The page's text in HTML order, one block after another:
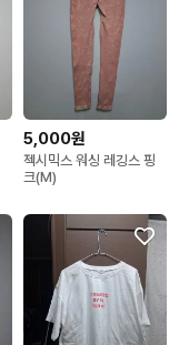
5,000원
젝시믹스 워싱 레깅스 핑
크(M)